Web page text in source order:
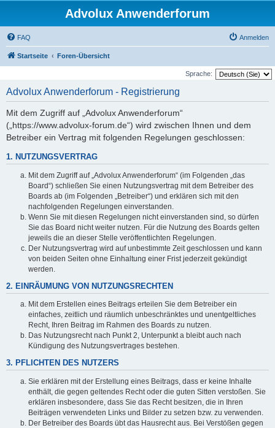
Advolux Anwenderforum
FAQ Anmelden
Startseite Foren-Übersicht
Sprache:
Advolux Anwenderforum - Registrierung
Mit dem Zugriff auf „Advolux Anwenderforum“
(„https://www.advolux-forum.de“) wird zwischen Ihnen und dem
Betreiber ein Vertrag mit folgenden Regelungen geschlossen:
1. NUTZUNGSVERTRAG
Mit dem Zugriff auf „Advolux Anwenderforum“ (im Folgenden „das
Board“) schließen Sie einen Nutzungsvertrag mit dem Betreiber des
Boards ab (im Folgenden „Betreiber“) und erklären sich mit den
nachfolgenden Regelungen einverstanden.
Wenn Sie mit diesen Regelungen nicht einverstanden sind, so dürfen
Sie das Board nicht weiter nutzen. Für die Nutzung des Boards gelten
jeweils die an dieser Stelle veröffentlichten Regelungen.
Der Nutzungsvertrag wird auf unbestimmte Zeit geschlossen und kann
von beiden Seiten ohne Einhaltung einer Frist jederzeit gekündigt
werden.
2. EINRÄUMUNG VON NUTZUNGSRECHTEN
Mit dem Erstellen eines Beitrags erteilen Sie dem Betreiber ein
einfaches, zeitlich und räumlich unbeschränktes und unentgeltliches
Recht, Ihren Beitrag im Rahmen des Boards zu nutzen.
Das Nutzungsrecht nach Punkt 2, Unterpunkt a bleibt auch nach
Kündigung des Nutzungsvertrages bestehen.
3. PFLICHTEN DES NUTZERS
Sie erklären mit der Erstellung eines Beitrags, dass er keine Inhalte
enthält, die gegen geltendes Recht oder die guten Sitten verstoßen. Sie
erklären insbesondere, dass Sie das Recht besitzen, die in Ihren
Beiträgen verwendeten Links und Bilder zu setzen bzw. zu verwenden.
Der Betreiber des Boards übt das Hausrecht aus. Bei Verstößen gegen